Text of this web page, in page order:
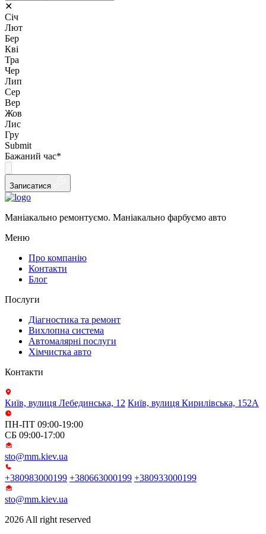
✕
Січ
Лют
Бер
Кві
Тра
Чер
Лип
Сер
Вер
Жов
Лис
Гру
Submit
Бажаний час*
Записатися
Маніакально ремонтуємо. Маніакально фарбуємо авто
Меню
Про компанію
Контакти
Блог
Послуги
Діагностика та ремонт
Вихлопна система
Автомалярні послуги
Хімчистка авто
Контакти
Київ, вулиця Лебединська, 12 Київ, вулиця Кирилівська, 152А
ПН-ПТ 09:00-19:00
СБ 09:00-17:00
sto@mm.kiev.ua
+380983000199 +380663000199 +380933000199
sto@mm.kiev.ua
2026 All right reserved